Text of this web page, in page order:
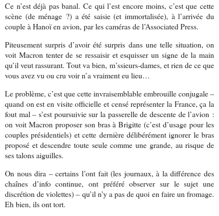
Ce n’est déjà pas banal. Ce qui l’est encore moins, c’est que cette
scène (de ménage ?) a été saisie (et immortalisée), à l’arrivée du
couple à Hanoï en avion, par les caméras de l’Associated Press.
Piteusement surpris d’avoir été surpris dans une telle situation, on
voit Macron tenter de se ressaisir et esquisser un signe de la main
qu’il veut rassurant. Tout va bien, m’ssieurs-dames, et rien de ce que
vous avez vu ou cru voir n’a vraiment eu lieu…
Le problème, c’est que cette invraisemblable embrouille conjugale –
quand on est en visite officielle et censé représenter la France, ça la
fout mal – s’est poursuivie sur la passerelle de descente de l’avion :
on voit Macron proposer son bras à Brigitte (c’est d’usage pour les
couples présidentiels) et cette dernière délibérément ignorer le bras
proposé et descendre toute seule comme une grande, au risque de
ses talons aiguilles.
On nous dira – certains l’ont fait (les journaux, à la différence des
chaînes d’info continue, ont préféré observer sur le sujet une
discrétion de violettes) – qu’il n’y a pas de quoi en faire un fromage.
Eh bien, ils ont tort.